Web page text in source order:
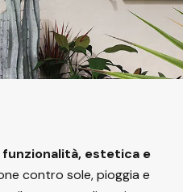
funzionalità, estetica e
contro sole, pioggia e